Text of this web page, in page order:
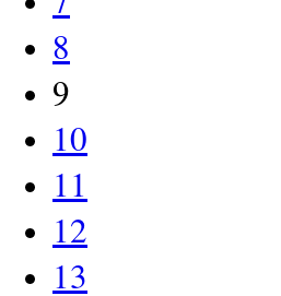
8
9
10
11
12
13